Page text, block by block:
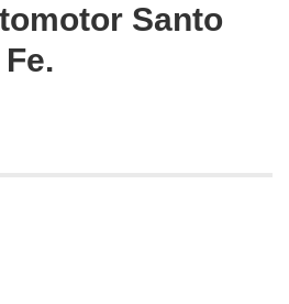
Santo